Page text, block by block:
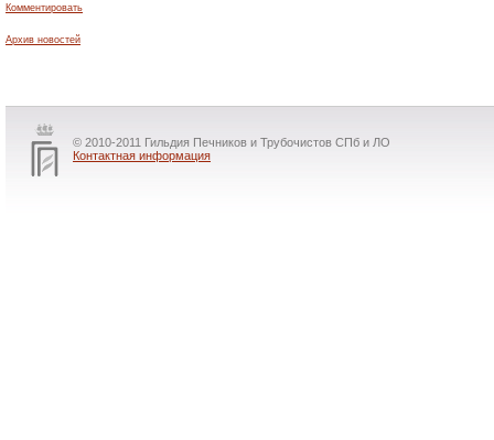
Комментировать
Архив новостей
© 2010-2011 Гильдия Печников и Трубочистов СПб и ЛО
Контактная информация